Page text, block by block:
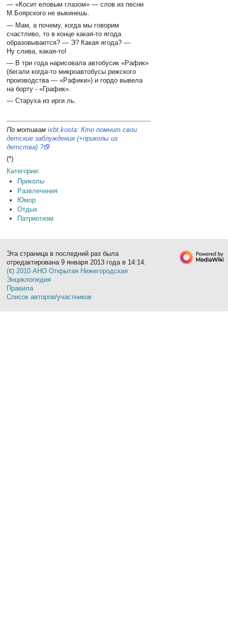
— «Косит еловым глазом» — слов из песни
М.Боярского не выкинешь.
— Мам, а почему, когда мы говорим
счастливо, то в конце какая-то ягода
образовывается? — Э? Какая ягода? —
Ну слива, какая-то!
— В три года нарисовала автобусик «Рафик»
(бегали когда-то микроавтобусы рижского
производства — «Рафики») и гордо вывела
на борту - «График».
— Старуха из ирги ль.
По мотивамixbt.kosta: Кто помнит свои
детские заблуждения (+приколы из
детства) ?
(*)
Категории:
Приколы
Развлечения
Юмор
Отдых
Патриотизм
Эта страница в последний раз была
отредактирована 9 января 2013 года в 14:14.
(¢) 2010 АНО Открытая Нижегородская
Энциклопедия
Правила
Список авторов/участников